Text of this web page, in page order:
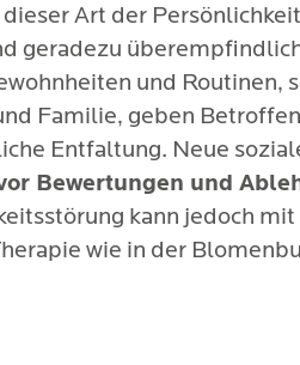
Art der
geradezu
und Routinen,
Familie, geben
Entfaltung. Neue
Bewertungen und
kann jedoch
wie in der